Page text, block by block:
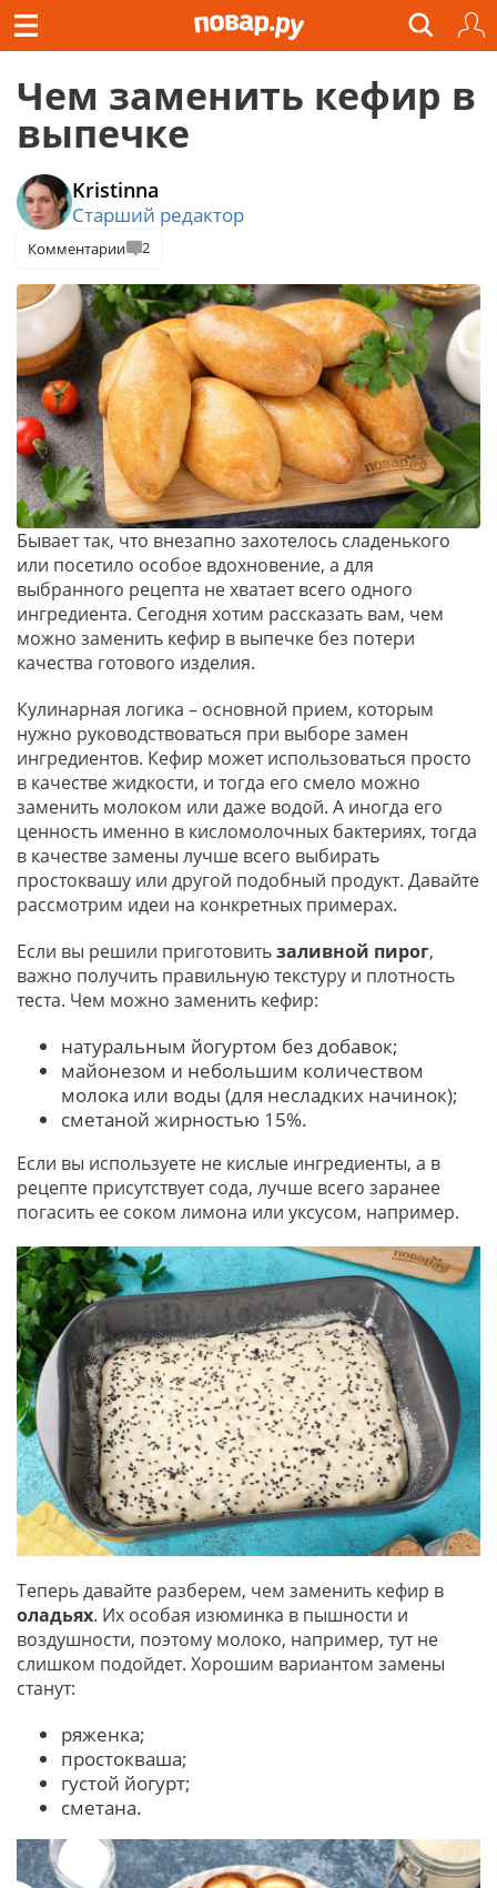
Чем заменить кефир в
выпечке
Kristinna
Старший редактор
Комментарии 2
Бывает так, что внезапно захотелось сладенького
или посетило особое вдохновение, а для
выбранного рецепта не хватает всего одного
ингредиента. Сегодня хотим рассказать вам, чем
можно заменить кефир в выпечке без потери
качества готового изделия.
Кулинарная логика – основной прием, которым
нужно руководствоваться при выборе замен
ингредиентов. Кефир может использоваться просто
в качестве жидкости, и тогда его смело можно
заменить молоком или даже водой. А иногда его
ценность именно в кисломолочных бактериях, тогда
в качестве замены лучше всего выбирать
простоквашу или другой подобный продукт. Давайте
рассмотрим идеи на конкретных примерах.
Если вы решили приготовитьзаливной пирог,
важно получить правильную текстуру и плотность
теста. Чем можно заменить кефир:
натуральным йогуртом без добавок;
майонезом и небольшим количеством
молока или воды (для несладких начинок);
сметаной жирностью 15%.
Если вы используете не кислые ингредиенты, а в
рецепте присутствует сода, лучше всего заранее
погасить ее соком лимона или уксусом, например.
Теперь давайте разберем, чем заменить кефир в
оладьях. Их особая изюминка в пышности и
воздушности, поэтому молоко, например, тут не
слишком подойдет. Хорошим вариантом замены
станут:
ряженка;
простокваша;
густой йогурт;
сметана.